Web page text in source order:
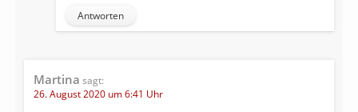
Antworten
Martina sagt:
26. August 2020 um 6:41 Uhr